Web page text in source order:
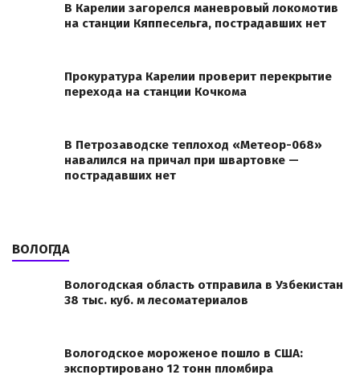
В Карелии загорелся маневровый локомотив
на станции Кяппесельга, пострадавших нет
Прокуратура Карелии проверит перекрытие
перехода на станции Кочкома
В Петрозаводске теплоход «Метеор-068»
навалился на причал при швартовке —
пострадавших нет
ВОЛОГДА
Вологодская область отправила в Узбекистан
38 тыс. куб. м лесоматериалов
Вологодское мороженое пошло в США:
экспортировано 12 тонн пломбира